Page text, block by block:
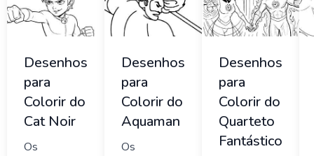
Desenhos
para
Colorir do
Cat Noir
Os
Desenhos
para
Colorir do
Aquaman
Os
Desenhos
para
Colorir do
Quarteto
Fantástico